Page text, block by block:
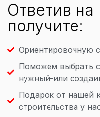
Ответив
получите:
Ориентировочную
Поможем выбрать
нужный-или
Подарок от нашей
строительства у нас